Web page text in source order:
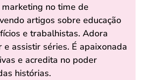
no time de
artigos sobre educação
e trabalhistas. Adora
e assistir séries. É apaixonada
e acredita no poder
histórias.